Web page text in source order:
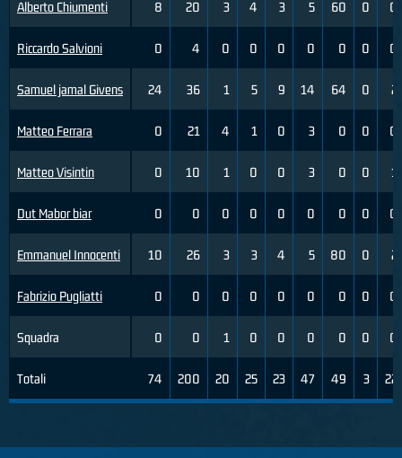
Alberto Chiumenti
Riccardo Salvioni
Samuel jamal Givens
Matteo Ferrara
Matteo Visintin
Dut Mabor biar
Emmanuel Innocenti
Fabrizio Pugliatti
Squadra
Totali
8 20 3 4 3 5 60 0 0
0 4 0 0 0 0 0 0 0
24 36 1 5 9 14 64 0 2
0 21 4 1 0 3 0 0 0
0 10 1 0 0 3 0 0 1
0 0 0 0 0 0 0 0 0
10 26 3 3 4 5 80 0 2
0 0 0 0 0 0 0 0 0
0 0 1 0 0 0 0 0 0
74 200 20 25 23 47 49 3 22